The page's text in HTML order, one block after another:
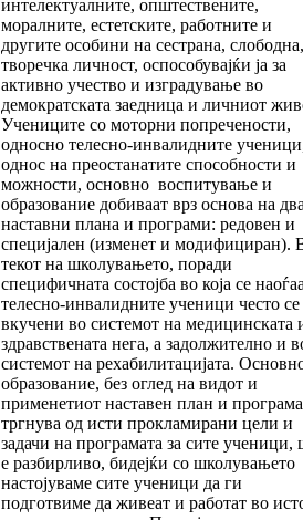
интелектуалните, општествените,
моралните, естетските, работните и
другите особини на сестрана, слободна,
творечка личност, оспособувајќи ја за
активно учество и изградување во
демократската заедница и личниот
Учениците со моторни попречености,
односно телесно-инвалидните
однос на преостанатите способности и
можности, основно воспитување и
образование добиваат врз основа на
наставни плана и програми: редовен и
специјален (изменет и модифициран).
текот на школувањето, поради
специфичната состојба во која се
телесно-инвалидните ученици често се
вкучени во системот на медицинската
здравствената нега, а задолжително и
системот на рехабилитацијата.
образование, без оглед на видот и
применетиот наставен план и
тргнува од исти прокламирани цели и
задачи на програмата за сите ученици,
е разбирливо, бидејќи со школувањето
настојуваме сите ученици да ги
подготвиме да живеат и работат во